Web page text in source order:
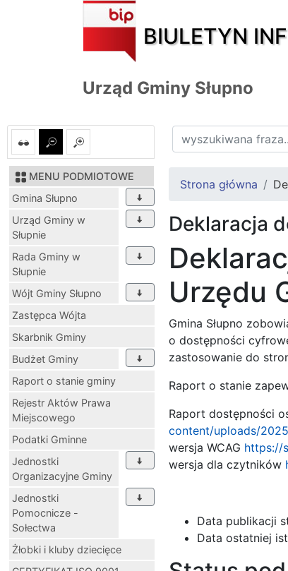
BIULETYN
Urząd Gminy Słupno
MENU PODMIOTOWE
Gmina Słupno
Urząd Gminy w
Słupnie
Rada Gminy w
Słupnie
Wójt Gminy Słupno
Zastępca Wójta
Skarbnik Gminy
Budżet Gminy
Raport o stanie gminy
Rejestr Aktów Prawa
Miejscowego
Podatki Gminne
Jednostki
Organizacyjne Gminy
Jednostki
Pomocnicze -
Sołectwa
Żłobki i kluby dziecięce
Strona główna
Deklaracja
Urzędu
Gmina Słupno
o dostępności
zastosowanie do
Raport o stanie
Raport dostępności
content/uploads/
wersja WCAG https://
wersja dla czytników
Data publikacji
Data ostatniej